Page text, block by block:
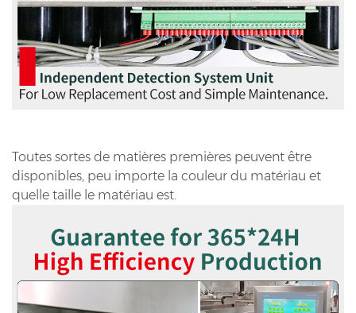
Toutes sortes de matières premières peuvent être
disponibles, peu importe la couleur du matériau et
quelle taille le matériau est.